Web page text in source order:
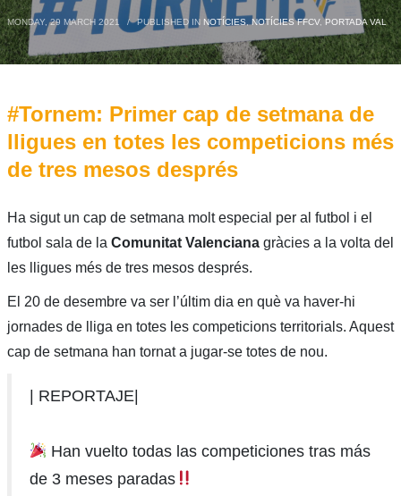
MONDAY, 29 MARCH 2021 / PUBLISHED IN NOTÍCIES, NOTÍCIES FFCV,PORTADA VAL
#Tornem: Primer cap de setmana de
lligues en totes les competicions més
de tres mesos després
Ha sigut un cap de setmana molt especial per al futbol i el
futbol sala de la Comunitat Valenciana gràcies a la volta del
les lligues més de tres mesos després.
El 20 de desembre va ser l’últim dia en què va haver-hi
jornades de lliga en totes les competicions territorials. Aquest
cap de setmana han tornat a jugar-se totes de nou.
| REPORTAJE|
Han vuelto todas las competiciones tras más
de 3 meses paradas